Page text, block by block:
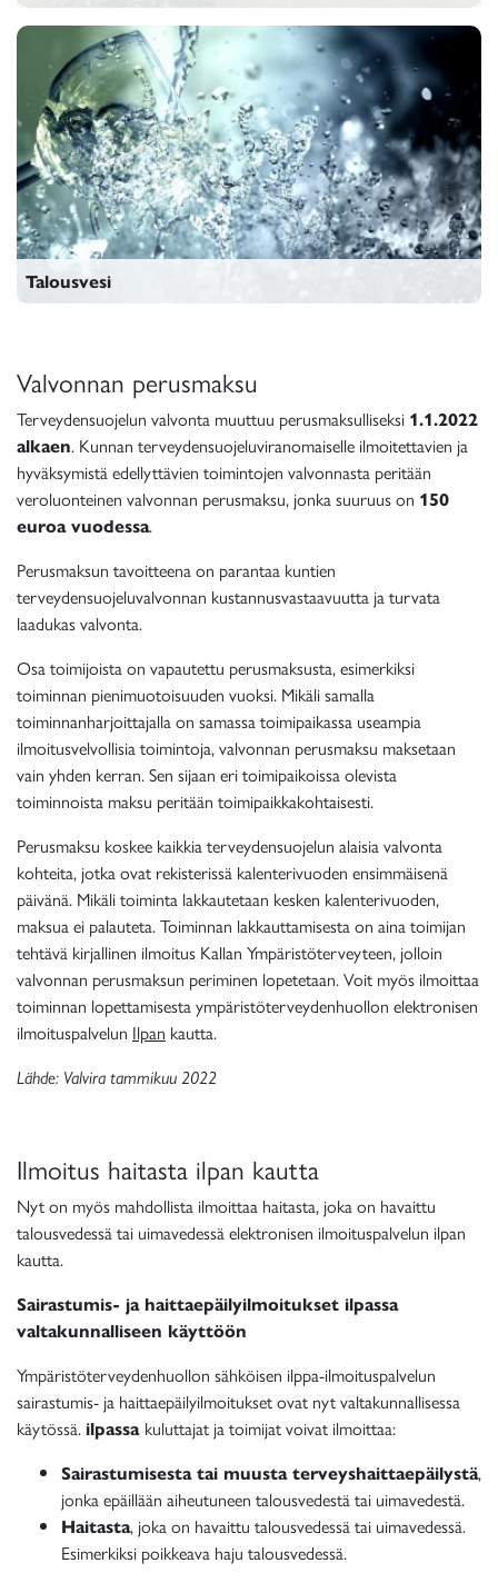
Talousvesi
Valvonnan perusmaksu
Terveydensuojelun valvonta muuttuu perusmaksulliseksi 1.1.2022
alkaen. Kunnan terveydensuojeluviranomaiselle ilmoitettavien ja
hyväksymistä edellyttävien toimintojen valvonnasta peritään
veroluonteinen valvonnan perusmaksu, jonka suuruus on 150
euroa vuodessa.
Perusmaksun tavoitteena on parantaa kuntien
terveydensuojeluvalvonnan kustannusvastaavuutta ja turvata
laadukas valvonta.
Osa toimijoista on vapautettu perusmaksusta, esimerkiksi
toiminnan pienimuotoisuuden vuoksi. Mikäli samalla
toiminnanharjoittajalla on samassa toimipaikassa useampia
ilmoitusvelvollisia toimintoja, valvonnan perusmaksu maksetaan
vain yhden kerran. Sen sijaan eri toimipaikoissa olevista
toiminnoista maksu peritään toimipaikkakohtaisesti.
Perusmaksu koskee kaikkia terveydensuojelun alaisia valvonta
kohteita, jotka ovat rekisterissä kalenterivuoden ensimmäisenä
päivänä. Mikäli toiminta lakkautetaan kesken kalenterivuoden,
maksua ei palauteta. Toiminnan lakkauttamisesta on aina toimijan
tehtävä kirjallinen ilmoitus Kallan Ympäristöterveyteen, jolloin
valvonnan perusmaksun periminen lopetetaan. Voit myös ilmoittaa
toiminnan lopettamisesta ympäristöterveydenhuollon elektronisen
ilmoituspalvelun Ilpan kautta.
Lähde: Valvira tammikuu 2022
Ilmoitus haitasta ilpan kautta
Nyt on myös mahdollista ilmoittaa haitasta, joka on havaittu
talousvedessä tai uimavedessä elektronisen ilmoituspalvelun ilpan
kautta.
Sairastumis- ja haittaepäilyilmoitukset ilpassa
valtakunnalliseen käyttöön
Ympäristöterveydenhuollon sähköisen ilppa-ilmoituspalvelun
sairastumis- ja haittaepäilyilmoitukset ovat nyt valtakunnallisessa
käytössä. ilpassa kuluttajat ja toimijat voivat ilmoittaa:
Sairastumisesta tai muusta terveyshaittaepäilystä,
jonka epäillään aiheutuneen talousvedestä tai uimavedestä.
Haitasta, joka on havaittu talousvedessä tai uimavedessä.
Esimerkiksi poikkeava haju talousvedessä.